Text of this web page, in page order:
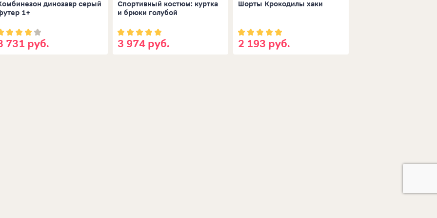
динозавр серый
1+
731 руб.
Спортивный костюм: куртка
и брюки голубой
3 974 руб.
Шорты Крокодилы хаки
2 193 руб.